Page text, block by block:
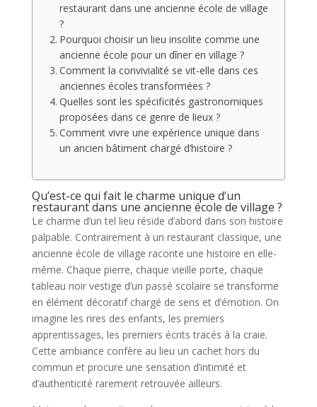
restaurant dans une ancienne école de village
?
Pourquoi choisir un lieu insolite comme une
ancienne école pour un dîner en village ?
Comment la convivialité se vit-elle dans ces
anciennes écoles transformées ?
Quelles sont les spécificités gastronomiques
proposées dans ce genre de lieux ?
Comment vivre une expérience unique dans
un ancien bâtiment chargé d’histoire ?
Qu’est-ce qui fait le charme unique d’un
restaurant dans une ancienne école de village ?
Le charme d’un tel lieu réside d’abord dans son histoire
palpable. Contrairement à un restaurant classique, une
ancienne école de village raconte une histoire en elle-
même. Chaque pierre, chaque vieille porte, chaque
tableau noir vestige d’un passé scolaire se transforme
en élément décoratif chargé de sens et d’émotion. On
imagine les rires des enfants, les premiers
apprentissages, les premiers écrits tracés à la craie.
Cette ambiance confère au lieu un cachet hors du
commun et procure une sensation d’intimité et
d’authenticité rarement retrouvée ailleurs.